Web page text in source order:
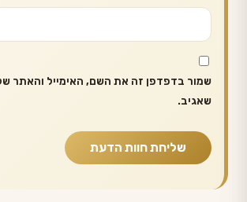
שמור בדפדפן זה את השם, האימייל והאתר
שאגיב.